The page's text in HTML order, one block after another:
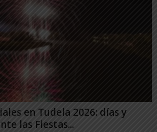
en Tudela 2026: días y
las Fiestas...